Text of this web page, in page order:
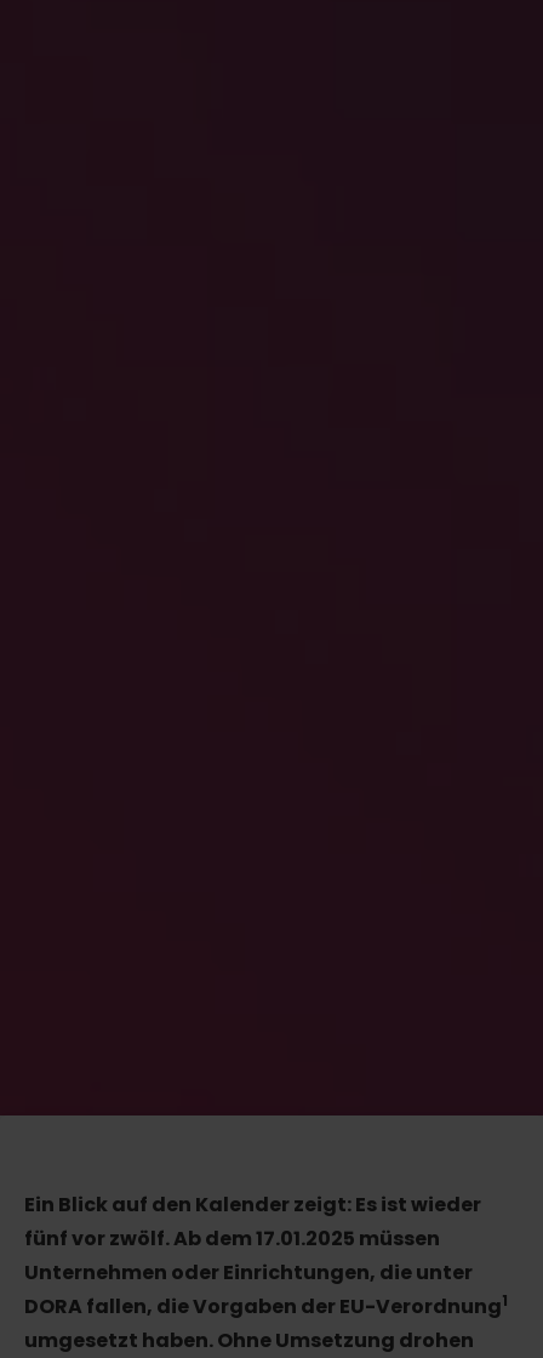
Ein Blick auf den Kalender zeigt: Es ist wieder
fünf vor zwölf. Ab dem 17.01.2025 müssen
Unternehmen oder Einrichtungen, die unter
DORA fallen, die Vorgaben der EU-Verordnung1
umgesetzt haben. Ohne Umsetzung drohen